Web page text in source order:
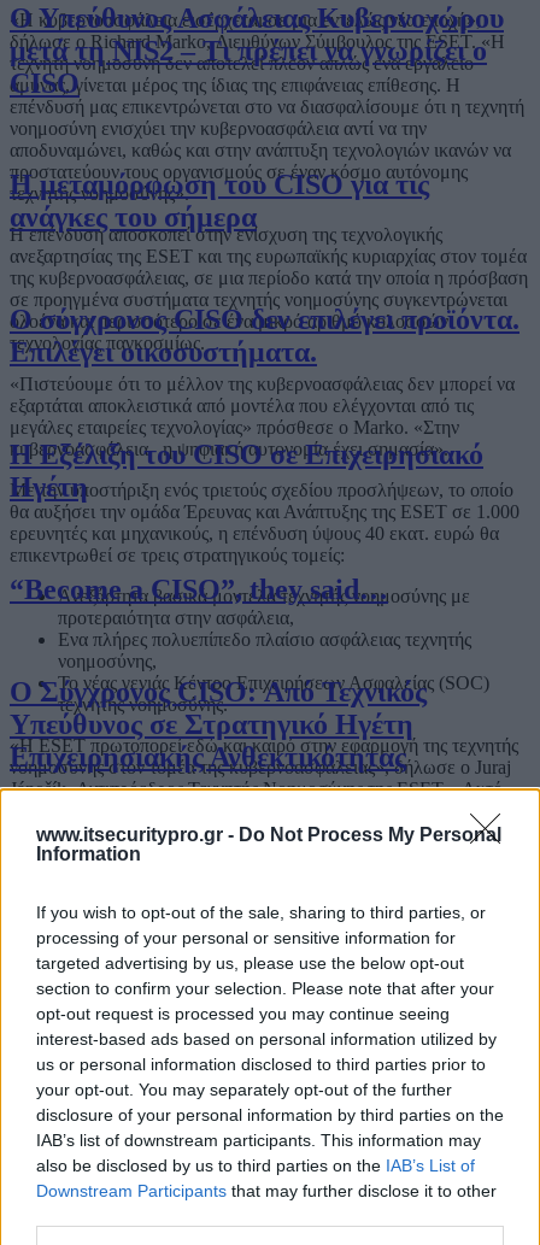
www.itsecuritypro.gr - Do Not Process My Personal
Information
If you wish to opt-out of the sale, sharing to third parties, or
processing of your personal or sensitive information for
targeted advertising by us, please use the below opt-out
section to confirm your selection. Please note that after your
opt-out request is processed you may continue seeing
interest-based ads based on personal information utilized by
us or personal information disclosed to third parties prior to
your opt-out. You may separately opt-out of the further
disclosure of your personal information by third parties on the
IAB’s list of downstream participants. This information may
also be disclosed by us to third parties on the IAB’s List of
Downstream Participants that may further disclose it to other
Ο Υπεύθυνος Ασφάλειας Κυβερνοχώρου
μετά τη NIS2 – Τι πρέπει να γνωρίζει ο
CISO
Η μεταμόρφωση του CISO για τις
ανάγκες του σήμερα
Ο σύγχρονος CISO δεν επιλέγει προϊόντα.
Επιλέγει οικοσυστήματα.
Η Εξέλιξη του CISO σε Επιχειρησιακό
Ηγέτη
“Become a CISO”, they said…
Ο Σύγχρονος CISO: Από Τεχνικός
Υπεύθυνος σε Στρατηγικό Ηγέτη
Επιχειρησιακής Ανθεκτικότητας
Ο CISO στην Εποχή του AI: Από την
Από την αποσπασματική ασφάλεια στη
στρατηγική ανθεκτικότητα
Ο CISO στον κόσμο των πραγματικών
επιθέσεων
«Η κυβερνοασφάλεια εισέρχεται σε μια εντελώς νέα εποχή»,
δήλωσε ο Richard Marko, Διευθύνων Σύμβουλος της ESET. «Η
τεχνητή νοημοσύνη δεν αποτελεί πλέον απλώς ένα εργαλείο
άμυνας, γίνεται μέρος της ίδιας της επιφάνειας επίθεσης. Η
επένδυσή μας επικεντρώνεται στο να διασφαλίσουμε ότι η τεχνητή
νοημοσύνη ενισχύει την κυβερνοασφάλεια αντί να την
αποδυναμώνει, καθώς και στην ανάπτυξη τεχνολογιών ικανών να
προστατεύουν τους οργανισμούς σε έναν κόσμο αυτόνομης
τεχνητής νοημοσύνης».
Η επένδυση αποσκοπεί στην ενίσχυση της τεχνολογικής
ανεξαρτησίας της ESET και της ευρωπαϊκής κυριαρχίας στον τομέα
της κυβερνοασφάλειας, σε μια περίοδο κατά την οποία η πρόσβαση
σε προηγμένα συστήματα τεχνητής νοημοσύνης συγκεντρώνεται
ολοένα και περισσότερο σε ένα μικρό αριθμό κολοσσών
τεχνολογίας παγκοσμίως.
«Πιστεύουμε ότι το μέλλον της κυβερνοασφάλειας δεν μπορεί να
εξαρτάται αποκλειστικά από μοντέλα που ελέγχονται από τις
μεγάλες εταιρείες τεχνολογίας» πρόσθεσε ο Marko. «Στην
κυβερνοασφάλεια, η ψηφιακή αυτονομία έχει σημασία».
Με την υποστήριξη ενός τριετούς σχεδίου προσλήψεων, το οποίο
θα αυξήσει την ομάδα Έρευνας και Ανάπτυξης της ESET σε 1.000
ερευνητές και μηχανικούς, η επένδυση ύψους 40 εκατ. ευρώ θα
επικεντρωθεί σε τρεις στρατηγικούς τομείς:
Ανεξάρτητα βασικά μοντέλα τεχνητής νοημοσύνης με
προτεραιότητα στην ασφάλεια,
Ενα πλήρες πολυεπίπεδο πλαίσιο ασφάλειας τεχνητής
νοημοσύνης,
Το νέας γενιάς Κέντρο Επιχειρήσεων Ασφαλείας (SOC)
τεχνητής νοημοσύνης.
«Η ESET πρωτοπορεί εδώ και καιρό στην εφαρμογή της τεχνητής
νοημοσύνης στον τομέα της κυβερνοασφάλειας», δήλωσε ο Juraj
Jánošík, Αντιπρόεδρος Τεχνητής Νοημοσύνης της ESET. «Αυτό
που αλλάζει τώρα είναι ο ρόλος που διαδραματίζει η τεχνητή
νοημοσύνη. Τα εργαλεία AI ενσωματώνονται πλέον στην
καθημερινή εργασία, τα αυτόνομα συστήματα διευρύνουν την
μάς επιτρέπει να δραστηριοποιούμαστε σε όλο το φάσμα: από τη
διασφάλιση της ασφαλούς χρήσης της τεχνητής νοημοσύνης και την
ανάπτυξη εξειδικευμένων μοντέλων AI για την κυβερνοασφάλεια,
έως την ενσωμάτωση αυτόνομων δυνατοτήτων στις λειτουργίες
ασφάλειας, πάντα υπό ανθρώπινη εποπτεία».
Ανεξάρτητα βασικά μοντέλα τεχνητής νοημοσύνης με
προτεραιότητα στην ασφάλεια
Η ESET θα επιταχύνει την ανάπτυξη δικών της μοντέλων τεχνητής
νοημοσύνης (AI), σχεδιασμένων ειδικά για εφαρμογές
κυβερνοασφάλειας. Σε αντίθεση με τα συστήματα AI γενικής
χρήσης, τα οποία έχουν εκπαιδευτεί σε ευρύ φάσμα περιεχομένου
του διαδικτύου, τα μοντέλα της ESET θα βελτιστοποιηθούν με τη